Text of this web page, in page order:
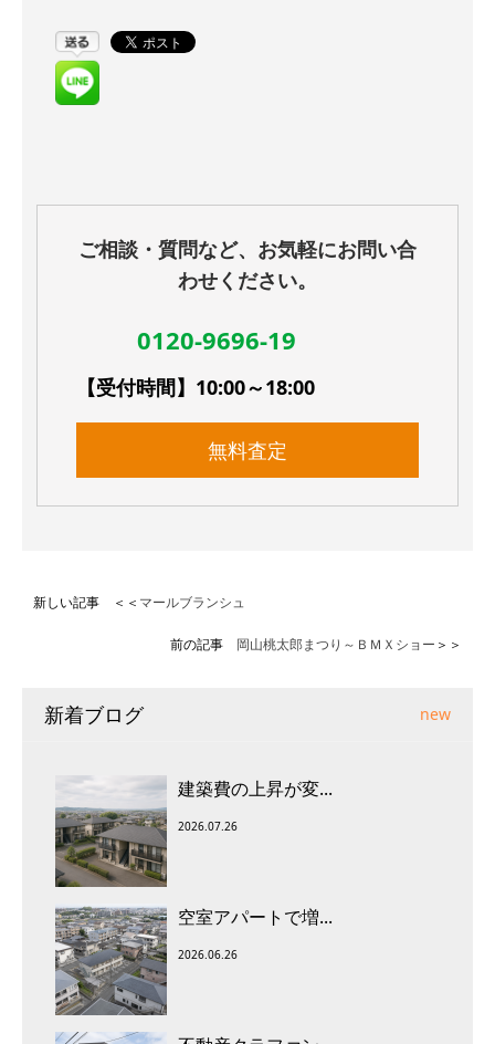
ご相談・質問など、お気軽にお問い合
わせください。
0120-9696-19
【受付時間】10:00～18:00
無料査定
新しい記事 ＜＜ マールブランシュ
前の記事 岡山桃太郎まつり～ＢＭＸショー ＞＞
新着ブログ new
建築費の上昇が変...
2026.07.26
空室アパートで増...
2026.06.26